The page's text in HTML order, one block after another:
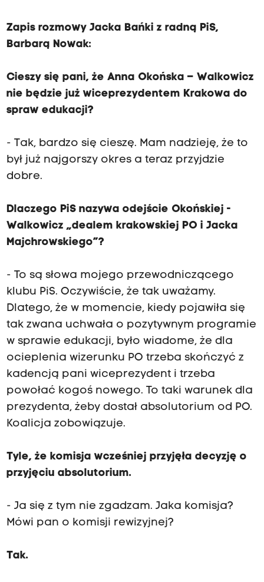
Zapis rozmowy Jacka Bańki z radną PiS,
Barbarą Nowak:
Cieszy się pani, że Anna Okońska – Walkowicz
nie będzie już wiceprezydentem Krakowa do
spraw edukacji?
- Tak, bardzo się cieszę. Mam nadzieję, że to
był już najgorszy okres a teraz przyjdzie
dobre.
Dlaczego PiS nazywa odejście Okońskiej -
Walkowicz „dealem krakowskiej PO i Jacka
Majchrowskiego”?
- To są słowa mojego przewodniczącego
klubu PiS. Oczywiście, że tak uważamy.
Dlatego, że w momencie, kiedy pojawiła się
tak zwana uchwała o pozytywnym programie
w sprawie edukacji, było wiadome, że dla
ocieplenia wizerunku PO trzeba skończyć z
kadencją pani wiceprezydent i trzeba
powołać kogoś nowego. To taki warunek dla
prezydenta, żeby dostał absolutorium od PO.
Koalicja zobowiązuje.
Tyle, że komisja wcześniej przyjęła decyzję o
przyjęciu absolutorium.
- Ja się z tym nie zgadzam. Jaka komisja?
Mówi pan o komisji rewizyjnej?
Tak.